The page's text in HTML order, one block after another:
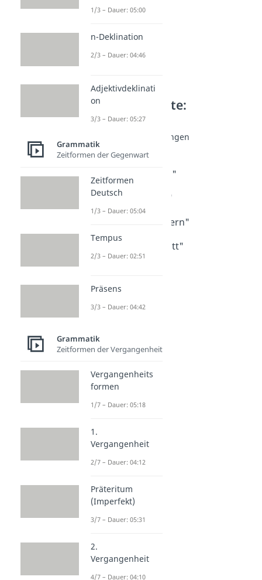
Weitere Inhalte:
Grammatik
Komma bei Bedingungen
Komma vor "ob"
Dauer: 03:45
Komma vor "wenn"
Dauer: 03:39
Komma vor "aber"
Dauer: 04:02
Komma vor "sondern"
Dauer: 03:04
Komma vor "anstatt"
Dauer: 01:49
1/3 – Dauer: 05:00
n-Deklination
2/3 – Dauer: 04:46
Adjektivdeklinati
on
3/3 – Dauer: 05:27
Grammatik
Zeitformen der Gegenwart
Zeitformen
Deutsch
1/3 – Dauer: 05:04
Tempus
2/3 – Dauer: 02:51
Präsens
3/3 – Dauer: 04:42
Grammatik
Zeitformen der Vergangenheit
Vergangenheits
formen
1/7 – Dauer: 05:18
1.
Vergangenheit
2/7 – Dauer: 04:12
Präteritum
(Imperfekt)
3/7 – Dauer: 05:31
2.
Vergangenheit
4/7 – Dauer: 04:10